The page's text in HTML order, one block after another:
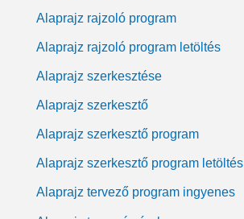
Alaprajz rajzoló program
Alaprajz rajzoló program letöltés
Alaprajz szerkesztése
Alaprajz szerkesztő
Alaprajz szerkesztő program
Alaprajz szerkesztő program letöltés
Alaprajz tervező program ingyenes